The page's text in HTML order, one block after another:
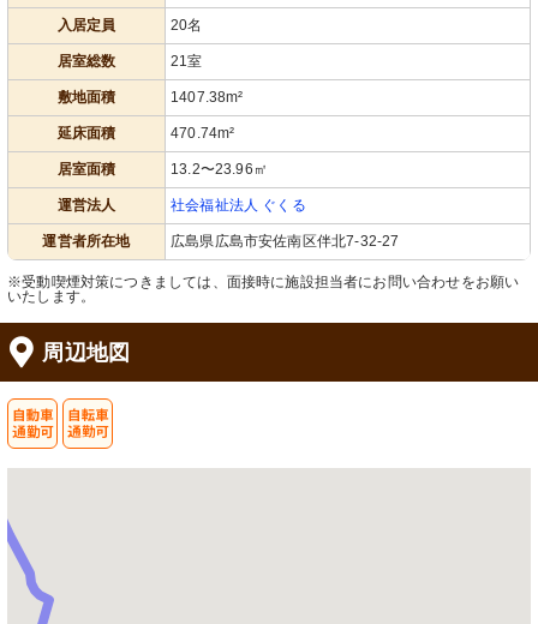
入居定員 20名
居室総数 21室
敷地面積 1407.38m²
延床面積 470.74m²
居室面積 13.2〜23.96㎡
運営法人 社会福祉法人 ぐくる
運営者所在地 広島県広島市安佐南区伴北7-32-27
※受動喫煙対策につきましては、面接時に施設担当者にお問い合わせをお願い
いたします。
周辺地図